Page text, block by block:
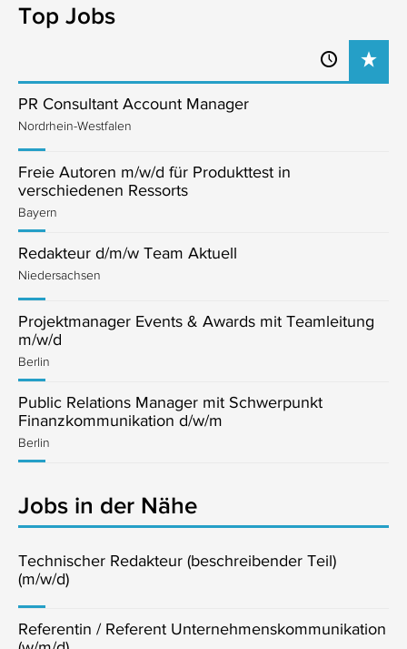
Top Jobs
PR Consultant Account Manager
Nordrhein-Westfalen
Freie Autoren m/w/d für Produkttest in
verschiedenen Ressorts
Bayern
Redakteur d/m/w Team Aktuell
Niedersachsen
Projektmanager Events & Awards mit Teamleitung
m/w/d
Berlin
Public Relations Manager mit Schwerpunkt
Finanzkommunikation d/w/m
Berlin
Jobs in der Nähe
Technischer Redakteur (beschreibender Teil)
(m/w/d)
Referentin / Referent Unternehmenskommunikation